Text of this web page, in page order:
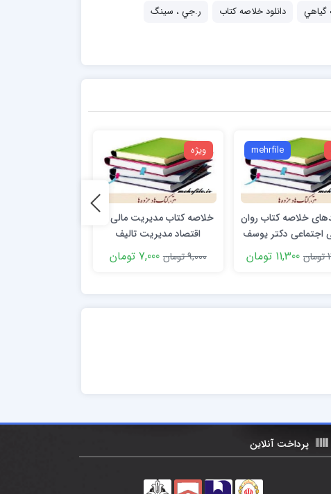
گياهي دانلود خلاصه کتاب
ر.جي ، سينگ
mehrfile
خلاصه کتاب روان
اجتماعی دکتر یوسف
کریمی
11,300 تومان
ویژه
خلاصه کتاب مدیریت مالی و
اقتصاد مدیریت تالیف
روزبهانی
9,000 تومان 7,000 تومان
پرداخت آنلاین